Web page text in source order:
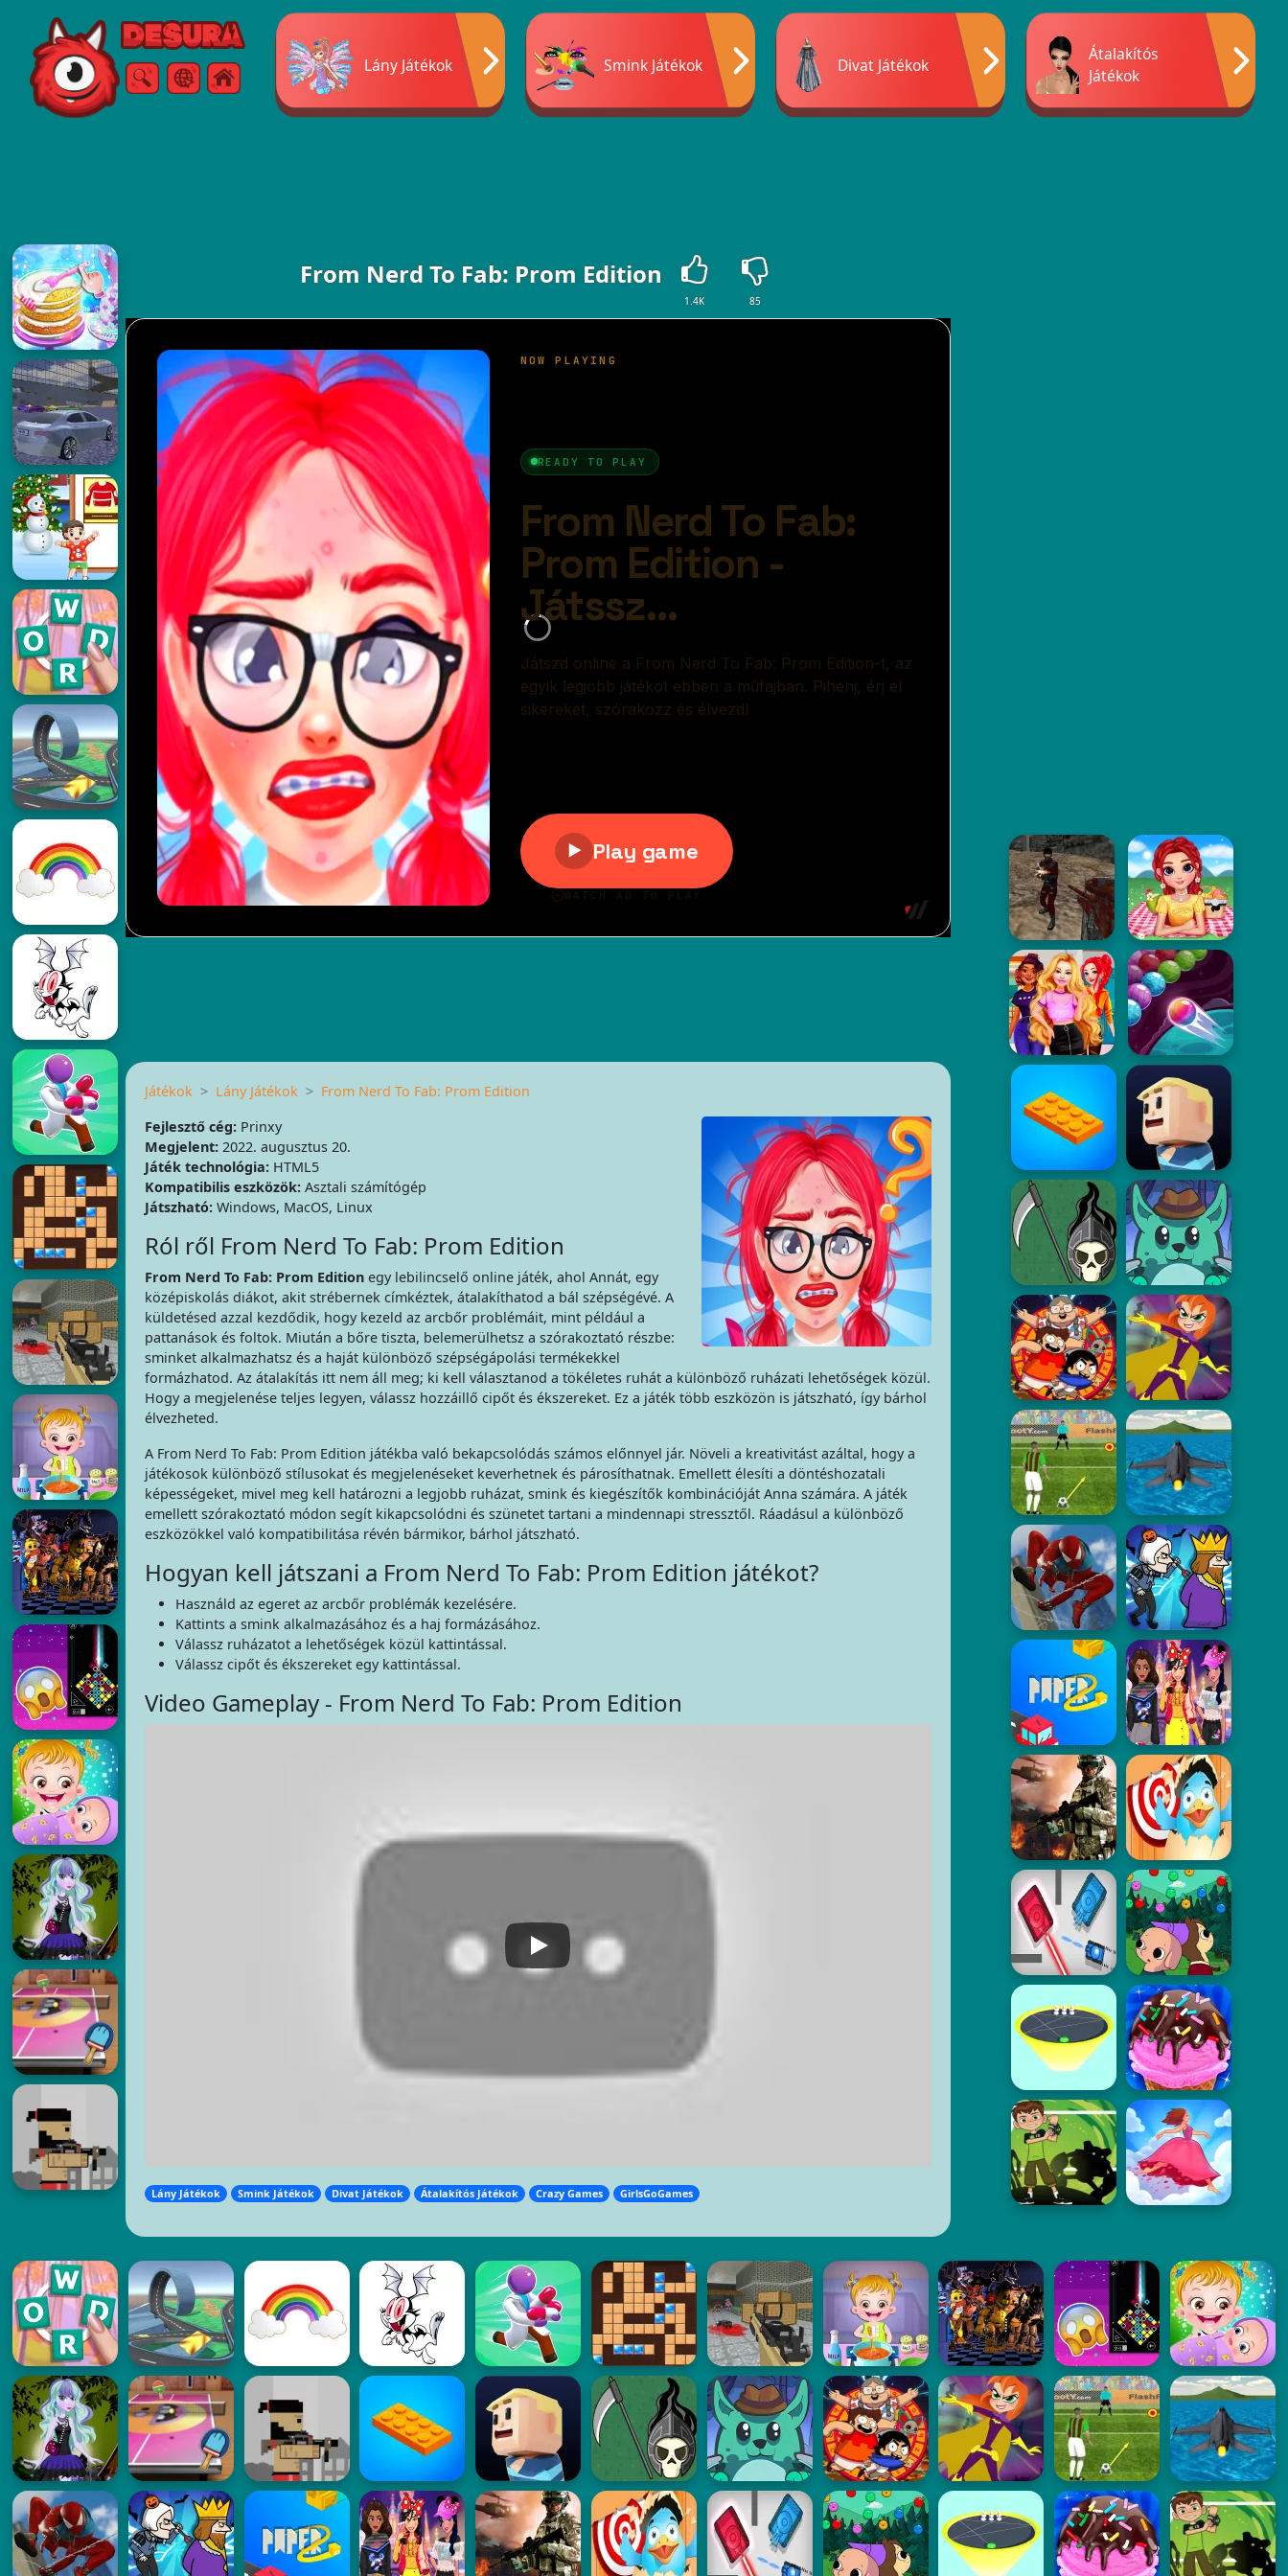
Free Online Games
KeresésMenü
Lány Játékok Smink Játékok Divat Játékok
Átalakítós
Játékok
From Nerd To Fab: Prom Edition
1.4K 85
Játékok Lány Játékok
From Nerd To Fab: Prom Edition
Fejlesztő cég:Prinxy
Megjelent:2022. augusztus 20.
Játék technológia:HTML5
Kompatibilis eszközök:Asztali számítógép
Játszható:Windows, MacOS, Linux
Ról ről From Nerd To Fab: Prom Edition
From Nerd To Fab: Prom Editionegy lebilincselő online játék, ahol Annát, egy
középiskolás diákot, akit strébernek címkéztek, átalakíthatod a bál szépségévé. A
küldetésed azzal kezdődik, hogy kezeld az arcbőr problémáit, mint például a
pattanások és foltok. Miután a bőre tiszta, belemerülhetsz a szórakoztató részbe:
sminket alkalmazhatsz és a haját különböző szépségápolási termékekkel
formázhatod. Az átalakítás itt nem áll meg; ki kell választanod a tökéletes ruhát a különböző ruházati lehetőségek közül.
Hogy a megjelenése teljes legyen, válassz hozzáillő cipőt és ékszereket. Ez a játék több eszközön is játszható, így bárhol
élvezheted.
A From Nerd To Fab: Prom Edition játékba való bekapcsolódás számos előnnyel jár. Növeli a kreativitást azáltal, hogy a
játékosok különböző stílusokat és megjelenéseket keverhetnek és párosíthatnak. Emellett élesíti a döntéshozatali
képességeket, mivel meg kell határozni a legjobb ruházat, smink és kiegészítők kombinációját Anna számára. A játék
emellett szórakoztató módon segít kikapcsolódni és szünetet tartani a mindennapi stressztől. Ráadásul a különböző
eszközökkel való kompatibilitása révén bármikor, bárhol játszható.
Hogyan kell játszani a From Nerd To Fab: Prom Edition játékot?
Használd az egeret az arcbőr problémák kezelésére.
Kattints a smink alkalmazásához és a haj formázásához.
Válassz ruházatot a lehetőségek közül kattintással.
Válassz cipőt és ékszereket egy kattintással.
Video Gameplay - From Nerd To Fab: Prom Edition
Lány Játékok Smink Játékok Divat Játékok Átalakítós Játékok Crazy Games GirlsGoGames